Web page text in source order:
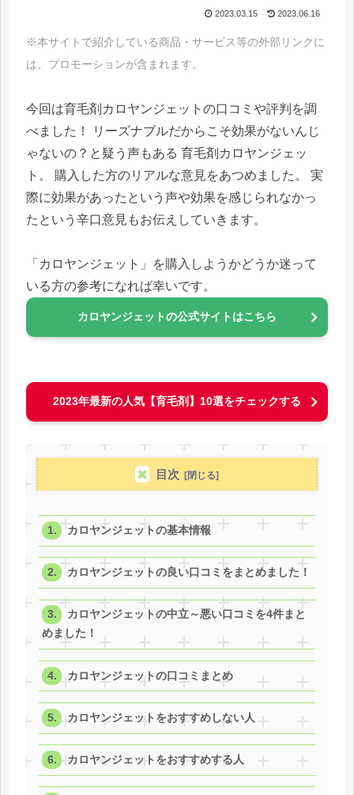
2023.03.15 2023.06.16
※本サイトで紹介している商品・サービス等の外部リンクに
は、プロモーションが含まれます。
今回は育毛剤カロヤンジェットの口コミや評判を調
べました！ リーズナブルだからこそ効果がないんじ
ゃないの？と疑う声もある 育毛剤カロヤンジェッ
ト。 購入した方のリアルな意見をあつめました。 実
際に効果があったという声や効果を感じられなかっ
たという辛口意見もお伝えしていきます。
「カロヤンジェット」を購入しようかどうか迷って
いる方の参考になれば幸いです。
カロヤンジェットの公式サイトはこちら
2023年最新の人気【育毛剤】10選をチェックする
目次
カロヤンジェットの基本情報
カロヤンジェットの良い口コミをまとめました！
カロヤンジェットの中立～悪い口コミを4件まと
めました！
カロヤンジェットの口コミまとめ
カロヤンジェットをおすすめしない人
カロヤンジェットをおすすめする人